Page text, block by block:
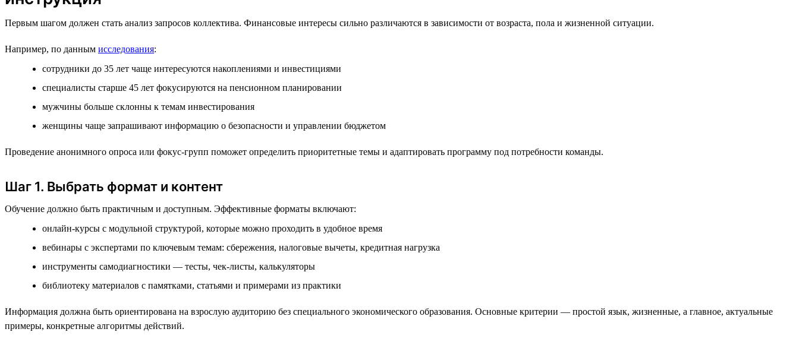
Первым шагом должен стать анализ запросов коллектива. Финансовые интересы сильно различаются в зависимости от возраста, пола и жизненной ситуации.
Например, по данным исследования:
сотрудники до 35 лет чаще интересуются накоплениями и инвестициями
специалисты старше 45 лет фокусируются на пенсионном планировании
мужчины больше склонны к темам инвестирования
женщины чаще запрашивают информацию о безопасности и управлении бюджетом
Проведение анонимного опроса или фокус-групп поможет определить приоритетные темы и адаптировать программу под потребности команды.
Шаг 1. Выбрать формат и контент
Обучение должно быть практичным и доступным. Эффективные форматы включают:
онлайн-курсы с модульной структурой, которые можно проходить в удобное время
вебинары с экспертами по ключевым темам: сбережения, налоговые вычеты, кредитная нагрузка
инструменты самодиагностики — тесты, чек-листы, калькуляторы
библиотеку материалов с памятками, статьями и примерами из практики
Информация должна быть ориентирована на взрослую аудиторию без специального экономического образования. Основные критерии — простой язык, жизненные, а главное, актуальные
примеры, конкретные алгоритмы действий.